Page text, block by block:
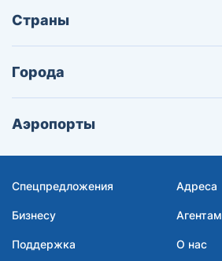
Страны
Города
Аэропорты
Спецпредложения Адреса
Бизнесу Агентам
Поддержка О нас